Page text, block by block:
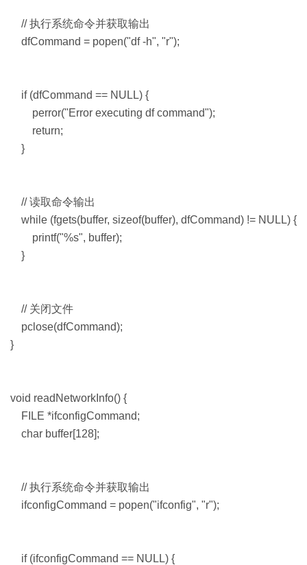
// 执行系统命令并获取输出
dfCommand = popen("df -h", "r");
if (dfCommand == NULL) {
perror("Error executing df command");
return;
}
// 读取命令输出
while (fgets(buffer, sizeof(buffer), dfCommand) != NULL) {
printf("%s", buffer);
}
// 关闭文件
pclose(dfCommand);
}
void readNetworkInfo() {
FILE *ifconfigCommand;
char buffer[128];
// 执行系统命令并获取输出
ifconfigCommand = popen("ifconfig", "r");
if (ifconfigCommand == NULL) {